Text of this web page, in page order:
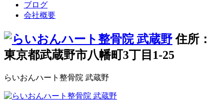
ブログ
会社概要
住所：
東京都武蔵野市八幡町3丁目1-25
らいおんハート整骨院 武蔵野